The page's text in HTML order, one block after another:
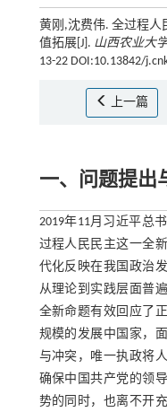
黄刚,沈费伟. 全过程人
值拓展[J]. 山西农业大
13-22 DOI:10.13842/
上一篇
一、问题提出
2019年11月习近平总
过程人民民主这一全
代化反映在我国政治
从理论到实践层面普
全新命题有效回应了
规模的发展中国家，
与冲突，唯一执政将
确保中国共产党的领
势的同时，也离不开